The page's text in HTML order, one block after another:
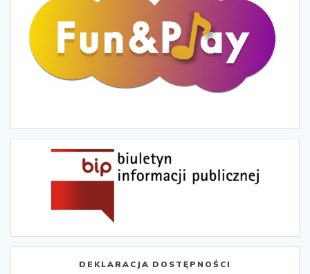
DEKLARACJA DOSTĘPNOŚCI